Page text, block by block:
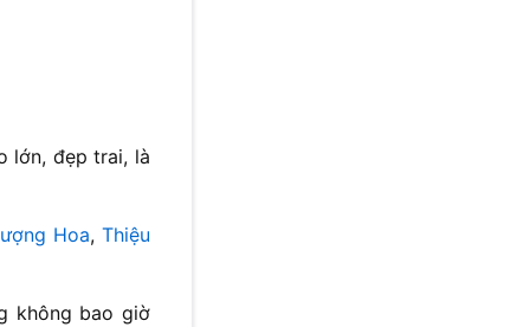
lớn, đẹp trai, là
Hoa, Thiệu
không bao giờ